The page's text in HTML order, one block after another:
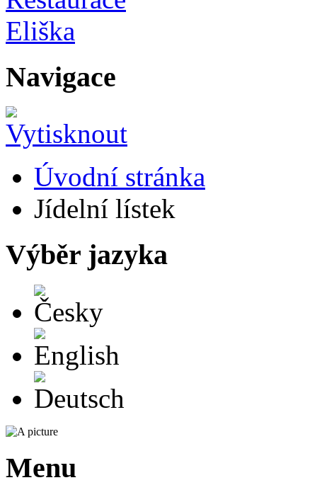
Navigace
Úvodní stránka
Jídelní lístek
Výběr jazyka
Menu